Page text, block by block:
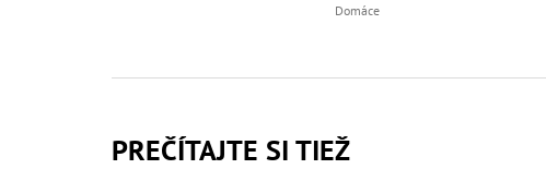
Domáce
PREČÍTAJTE SI TIEŽ